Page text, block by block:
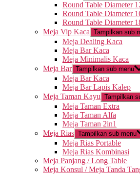
Round Table Diameter
Round Table Diameter
Round Table Diameter
Meja Vip Kaca Tampilkan sub
Meja Dealing Kaca
Meja Bar Kaca
Meja Minimalis Kaca
Meja Bar Tampilkan sub menu
Meja Bar Kaca
Meja Bar Lapis Kalep
Meja Taman Kayu Tampilkan
Meja Taman Extra
Meja Taman Alfa
Meja Taman 2in1
Meja Rias Tampilkan sub menu
Meja Rias Portable
Meja Rias Kombinasi
Meja Panjang / Long Table
Meja Konsul / Meja Tanda